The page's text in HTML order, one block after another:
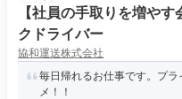
【社員の手取りを増や
クドライバー
協和運送株式会社
毎日帰れるお仕事です。プ
メ！！